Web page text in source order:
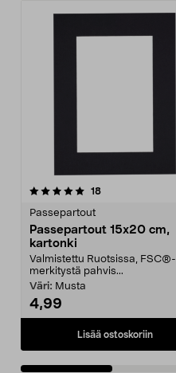
18arvostelut
Passepartout
Passepartout 15x20 cm,
kartonki
Valmistettu Ruotsissa, FSC®-
merkitystä pahvis...
Väri: Musta
4,99
Lisää ostoskoriin
4.5viidestä